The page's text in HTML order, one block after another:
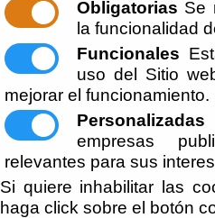
Obligatorias Se
la funcionalidad
Funcionales
uso del Sitio
mejorar el funcionamiento.
Personalizadas
empresas
relevantes para sus
Si quiere inhabilitar las
haga click sobre el botón
Usted se encuentra aquí:Inicio //
Escuchar
BANDO
Ayuntamiento de Cantoria
Secretaría
Normas - Bandos -
[más información]